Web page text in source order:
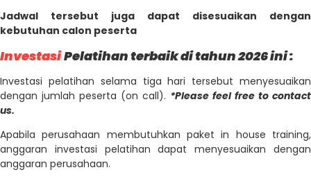
Jadwal tersebut juga dapat disesuaikan dengan
kebutuhan calon peserta
InvestasiPelatihan terbaik di tahun 2026 ini :
Investasi pelatihan selama tiga hari tersebut menyesuaikan
dengan jumlah peserta (on call). *Please feel free to contact
us.
Apabila perusahaan membutuhkan paket in house training,
anggaran investasi pelatihan dapat menyesuaikan dengan
anggaran perusahaan.